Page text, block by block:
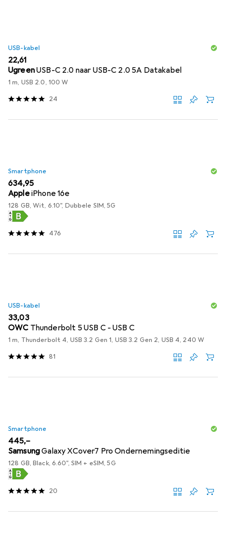
USB-kabel
EUR
22,61
UgreenUSB-C 2.0 naar USB-C 2.0 5A Datakabel
1 m, USB 2.0, 100 W
24
Smartphone
EUR
634,95
AppleiPhone 16e
128 GB, Wit, 6.10", Dubbele SIM, 5G
476
USB-kabel
EUR
33,03
OWC Thunderbolt 5 USB C - USB C
1 m, Thunderbolt 4, USB 3.2 Gen 1, USB 3.2 Gen 2, USB 4, 240 W
81
Smartphone
EUR
445,–
SamsungGalaxy XCover7 Pro Ondernemingseditie
128 GB, Black, 6.60", SIM + eSIM, 5G
20